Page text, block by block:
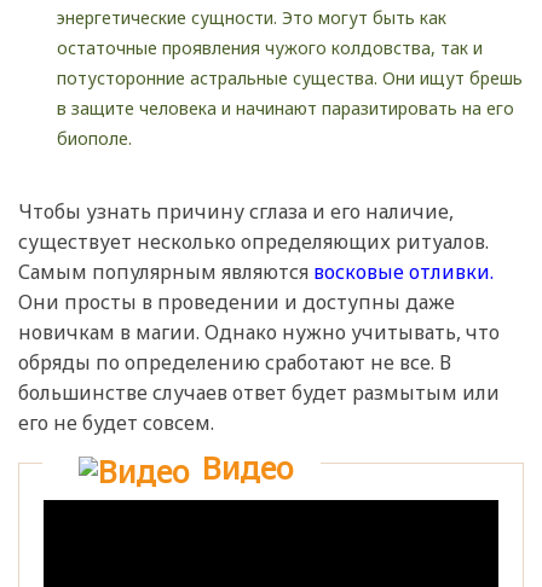
энергетические сущности. Это могут быть как
остаточные проявления чужого колдовства, так и
потусторонние астральные существа. Они ищут брешь
в защите человека и начинают паразитировать на его
биополе.
Чтобы узнать причину сглаза и его наличие,
существует несколько определяющих ритуалов.
Самым популярным являются восковые отливки.
Они просты в проведении и доступны даже
новичкам в магии. Однако нужно учитывать, что
обряды по определению сработают не все. В
большинстве случаев ответ будет размытым или
его не будет совсем.
Видео